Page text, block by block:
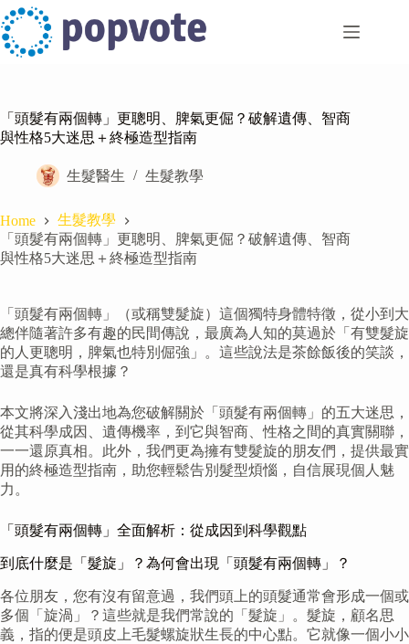
Skip
to
content
「頭髮有兩個轉」更聰明、脾氣更倔？破解遺傳、智商
與性格5大迷思＋終極造型指南
生髮醫生 生髮教學
Home
生髮教學
「頭髮有兩個轉」更聰明、脾氣更倔？破解遺傳、智商
與性格5大迷思＋終極造型指南
「頭髮有兩個轉」（或稱雙髮旋）這個獨特身體特徵，從小到大
總伴隨著許多有趣的民間傳說，最廣為人知的莫過於「有雙髮旋
的人更聰明，脾氣也特別倔強」。這些說法是茶餘飯後的笑談，
還是真有科學根據？
本文將深入淺出地為您破解關於「頭髮有兩個轉」的五大迷思，
從其科學成因、遺傳機率，到它與智商、性格之間的真實關聯，
一一還原真相。此外，我們更為擁有雙髮旋的朋友們，提供最實
用的終極造型指南，助您輕鬆告別髮型煩惱，自信展現個人魅
力。
「頭髮有兩個轉」全面解析：從成因到科學觀點
到底什麼是「髮旋」？為何會出現「頭髮有兩個轉」？
各位朋友，您有沒有留意過，我們頭上的頭髮通常會形成一個或
多個「旋渦」？這些就是我們常說的「髮旋」。髮旋，顧名思
義，指的便是頭皮上毛髮螺旋狀生長的中心點。它就像一個小小